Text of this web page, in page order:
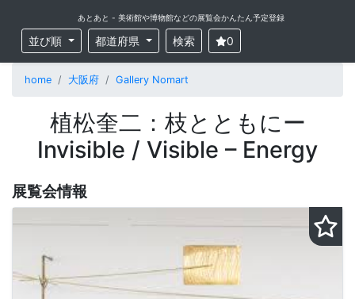
あとあと - 美術館や博物館などの展覧会かんたん予定登録
並び順 都道府県 検索 0
home 大阪府 Gallery Nomart
植松奎二：枝とともにー
Invisible / Visible – Energy
展覧会情報